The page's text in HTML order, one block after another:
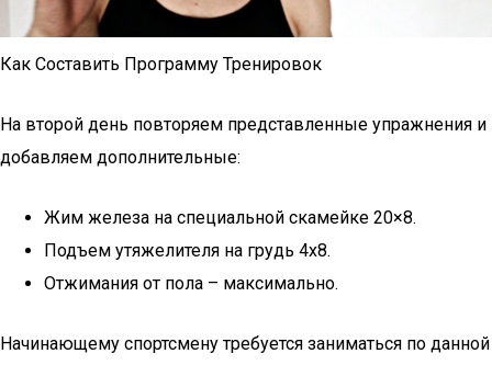
Как Составить Программу Тренировок
На второй день повторяем представленные упражнения и
добавляем дополнительные:
Жим железа на специальной скамейке 20×8.
Подъем утяжелителя на грудь 4х8.
Отжимания от пола – максимально.
Начинающему спортсмену требуется заниматься по данной